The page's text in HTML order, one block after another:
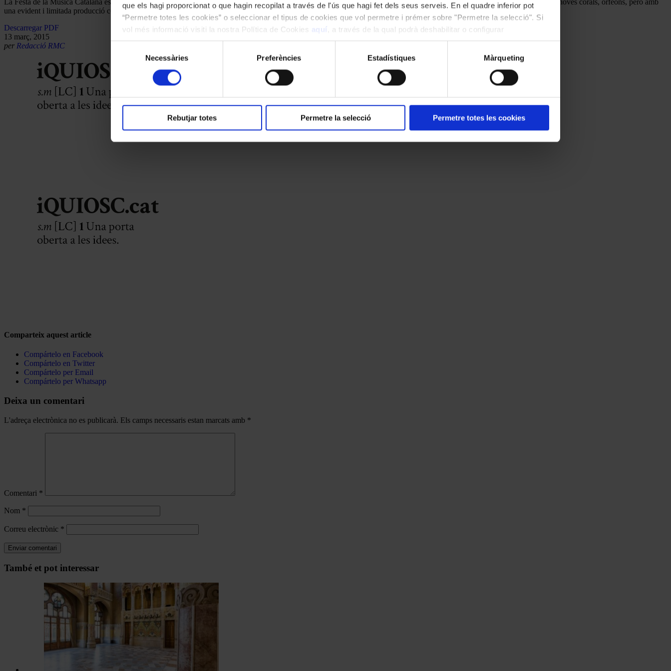
que els hagi proporcionat o que hagin recopilat a través de l'ús que hagi fet dels seus serveis. En el quadre inferior pot
“Permetre totes les cookies” o seleccionar el tipus de cookies que vol permetre i prémer sobre "Permetre la selecció". Si
vol més informació visiti la nostra Política de Cookies aquí
, a través de la qual podrà deshabilitar o configurar
les cookies en qualsevol moment.
consentiment
Necessàries Preferències Estadístiques Màrqueting
Rebutjar totes Permetre la selecció Permetre totes les cookies
una evident i limitada producció coral d’autors catalans.
Descarregar PDF
13 març, 2015
per Redacció RMC
Comparteix aquest article
Compártelo en Facebook
Compártelo en Twitter
Compártelo per Email
Compártelo per Whatsapp
Deixa un comentari
L'adreça electrònica no es publicarà. Els camps necessaris estan marcats amb *
Comentari *
Nom *
Correu electrònic *
Navegar
També et pot interessar